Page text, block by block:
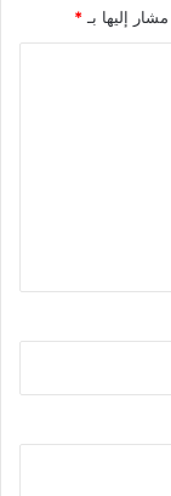
إليها بـ *